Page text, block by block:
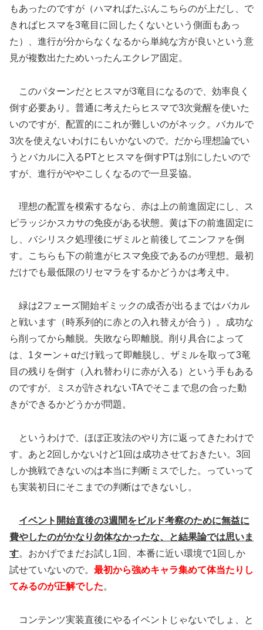
もあったのですが（ハマればたぶんこちらのが上だし、で
きればヒスマを3竜目に回したくないという側面もあっ
た）、進行が分からなくなるから単純な方が良いという意
見が複数出たためいったんエクレア固定。
このパターンだとヒスマが3竜目になるので、効率良く
倒す必要あり。普通に考えたらヒスマで3次覚醒を使いた
いのですが、配置的にこれが難しいのがネック。バカルで
3次を使えないわけにもいかないので。だから理想論でい
うとバカルに入るPTとヒスマを倒すPTは別にしたいので
すが、進行がややこしくなるので一旦妥協。
理想の配置を模索するなら、赤は上の前進固定にし、ス
ピラッジかスカサの免疫がある状態。黄は下の前進固定に
し、バシリスク処理後にザミルと前後してニンファを倒
す。こちらも下の前進がヒスマ免疫であるのが理想。最初
だけでも最低限のリセマラをするかどうかは考え中。
緑は2フェーズ開始ギミックの成否が出るまではバカル
と戦います（時系列的に赤との入れ替えが合う）。成功な
ら削ってから離脱。失敗なら即離脱。削り具合によって
は、1ターン＋αだけ戦って即離脱し、ザミルを取って3竜
目の残りを倒す（入れ替わりに赤が入る）という手もある
のですが、ミスが許されないTAでそこまで息の合った動
きができるかどうかが問題。
というわけで、ほぼ正攻法のやり方に返ってきたわけで
す。あと2回しかないけど1回は成功させておきたい。3回
しか挑戦できないのは本当に判断ミスでした。っていって
も実装初日にそこまでの判断はできないし。
イベント開始直後の3週間をビルド考察のために無益に
費やしたのがかなり勿体なかったな、と結果論では思いま
す。おかげでまだお試し1回、本番に近い環境で1回しか
試せていないので。 最初から強めキャラ集めて体当たりし
てみるのが正解でした。
コンテンツ実装直後にやるイベントじゃないでしょ、と